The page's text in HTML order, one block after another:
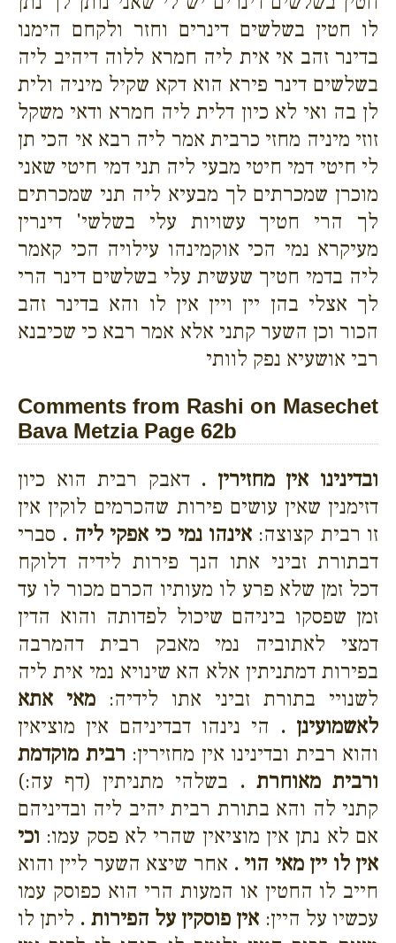
לו חטין בשלשים דינרים וחזר ולקחם הימנו
בדינר זהב אי אית ליה חמרא ללוה דיהיב ליה
בשלשים דינר פירא הוא דקא שקיל מיניה ולית
לן בה ואי לא כיון דלית ליה חמרא ודאי משקל
זוזי מיניה מחזי כרבית אמר ליה רבא אי הכי תן
לי חיטי דמי חיטי מבעי ליה תני דמי חיטי שאני
מוכרן שמכרתים לך מבעיא ליה תני שמכרתים
לך הרי חטיך עשויות עלי בשלשי' דינרין
מעיקרא נמי הכי אוקמינהו עילויה הכי קאמר
ליה בדמי חטיך שעשית עלי בשלשים דינר הרי
לך אצלי בהן יין ויין אין לו והא בדינר זהב
הכור וכן השער קתני אלא אמר רבא כי שכיבנא
רבי אושעיא נפק לוותי
Comments from Rashi on Masechet
Bava Metzia Page 62b
ובדינינו אין מחזירין . דאבק רבית הוא כיון
דזימנין שאין עושים פירות שהכרמים לוקין אין
זו רבית קצוצה: אינהו נמי כי אפקי ליה . סברי
דבתורת זביני אתו הנך פירות לידיה דלוקח
דכל זמן שלא פרע לו מעותיו הכרם מכור לו עד
זמן שפסקו ביניהם שיכול לפדותה והוא הדין
דמצי לאתוביה נמי מאבק רבית דהמרבה
בפירות דמתניתין אלא הא שינויא נמי אית ליה
לשנויי בתורת זביני אתו לידיה: מאי אתא
לאשמועינן . הי נינהו דבדיניהם אין מוציאין
והוא רבית ובדינינו אין מחזירין: רבית מוקדמת
ורבית מאוחרת . בשלהי מתניתין (דף עה:)
קתני לה והא בתורת רבית יהיב ליה ובדיניהם
אם לא נתן אין מוציאין שהרי לא פסק עמו: וכי
אין לו יין מאי הוי . אחר שיצא השער ליין והוא
חייב לו החטין או המעות הרי הוא כפוסק עמו
עכשיו על היין: אין פוסקין על הפירות . ליתן לו